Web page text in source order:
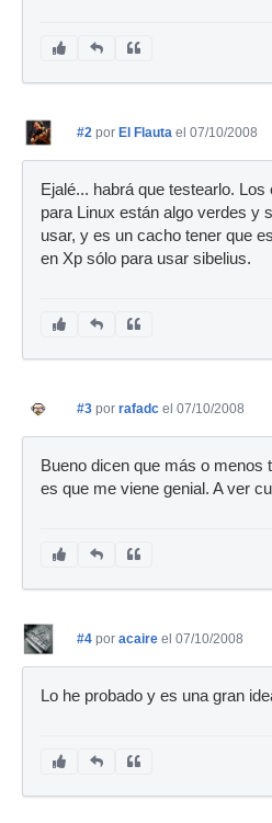
#2 por El Flauta el 07/10/2008
Ejalé... habrá que testearlo.
para Linux están algo verdes y
usar, y es un cacho tener que
en Xp sólo para usar sibelius.
#3 por rafadc el 07/10/2008
Bueno dicen que más o menos
es que me viene genial. A ver
#4 por acaire el 07/10/2008
Lo he probado y es una gran